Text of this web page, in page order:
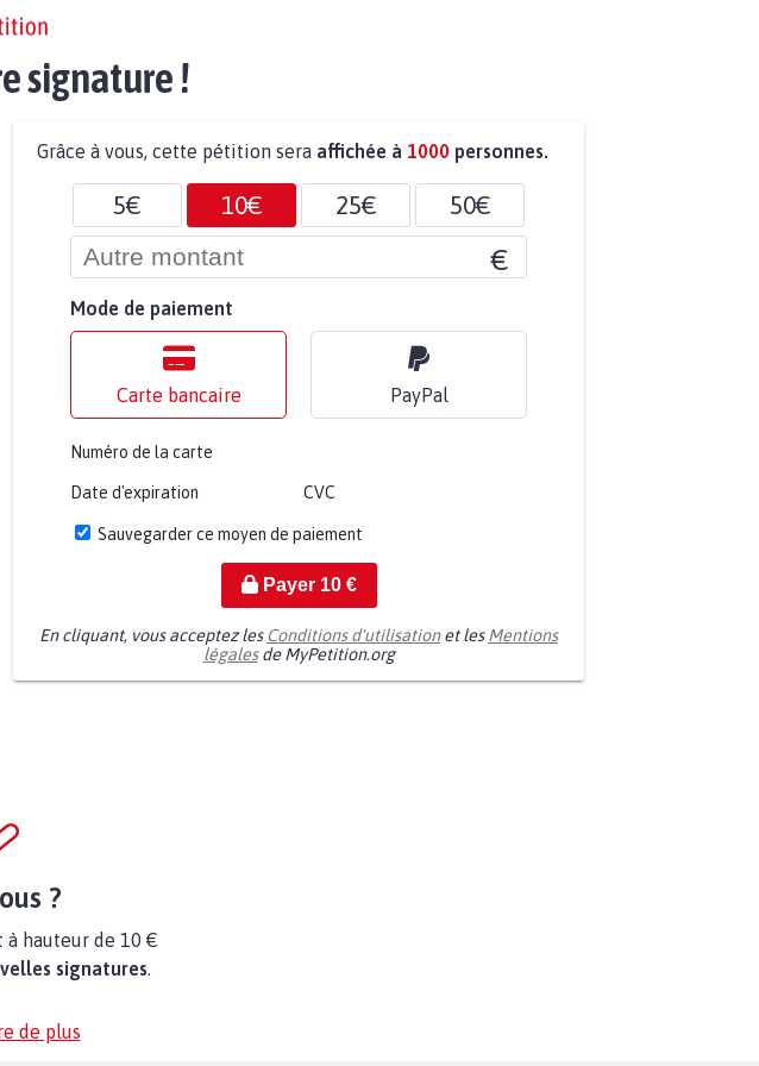
signature !
Grâce à vous, cette pétition sera affichée à 1000 personnes.
5€ 10€ 25€ 50€
€
Mode de paiement
Carte bancaire PayPal
Numéro de la carte
Date d'expiration CVC
Sauvegarder ce moyen de paiement
Payer 10€
En cliquant, vous acceptez les Conditions d'utilisationet lesMentions
légalesde MyPetition.org
?
hauteur de 10 €
signatures.
de plus